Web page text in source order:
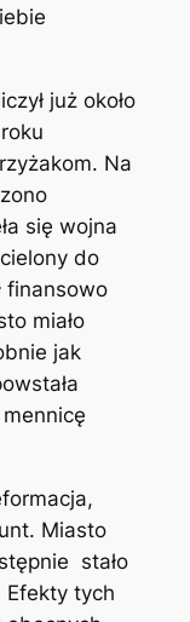
już około
Na
się wojna
do
finansowo
miało
jak
Miasto
stało
tych